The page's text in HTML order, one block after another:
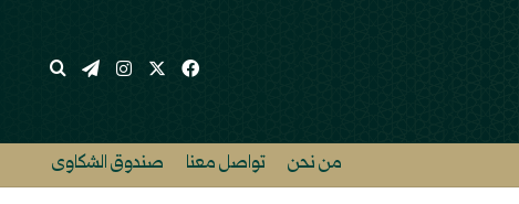
فيسبوك انستقرام
تيلقرامبحث
من نحن تواصل معنا صندوق الشكاوى